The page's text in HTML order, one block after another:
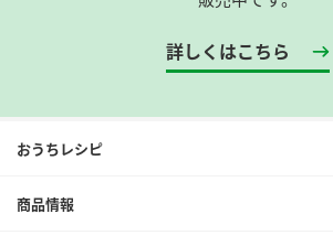
詳しくはこちら
おうちレシピ
商品情報